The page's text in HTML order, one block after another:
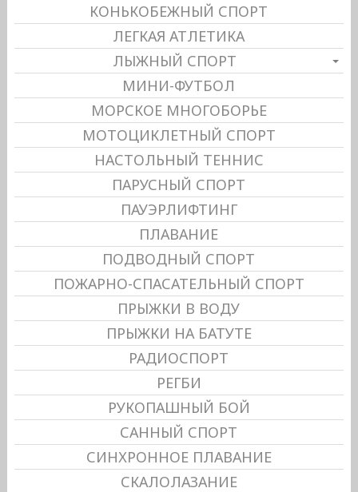
КОНЬКОБЕЖНЫЙ СПОРТ
ЛЕГКАЯ АТЛЕТИКА
ЛЫЖНЫЙ СПОРТ
МИНИ-ФУТБОЛ
МОРСКОЕ МНОГОБОРЬЕ
МОТОЦИКЛЕТНЫЙ СПОРТ
НАСТОЛЬНЫЙ ТЕННИС
ПАРУСНЫЙ СПОРТ
ПАУЭРЛИФТИНГ
ПЛАВАНИЕ
ПОДВОДНЫЙ СПОРТ
ПОЖАРНО-СПАСАТЕЛЬНЫЙ СПОРТ
ПРЫЖКИ В ВОДУ
ПРЫЖКИ НА БАТУТЕ
РАДИОСПОРТ
РЕГБИ
РУКОПАШНЫЙ БОЙ
САННЫЙ СПОРТ
СИНХРОННОЕ ПЛАВАНИЕ
СКАЛОЛАЗАНИЕ